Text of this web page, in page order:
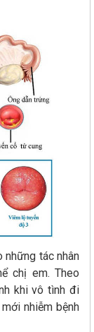
những tác nhân
chị em. Theo
khi vô tình đi
nhiễm bệnh